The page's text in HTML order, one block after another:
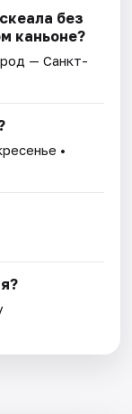
без
каньоне?
— Санкт-
•